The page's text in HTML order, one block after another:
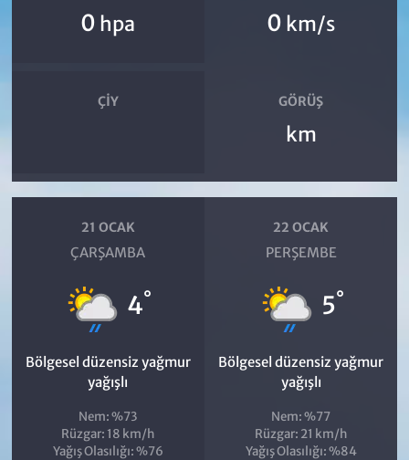
0 hpa 0 km/s
ÇIY GÖRÜŞ
km
21 OCAK
ÇARŞAMBA
4°
Bölgesel düzensiz yağmur
yağışlı
Nem: %73
Rüzgar: 18 km/h
Yağış Olasılığı: %76
22 OCAK
PERŞEMBE
5°
Bölgesel düzensiz yağmur
yağışlı
Nem: %77
Rüzgar: 21 km/h
Yağış Olasılığı: %84